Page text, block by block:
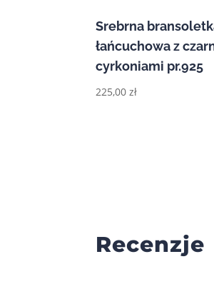
Srebrna
łańcuchowa z
cyrkoniami pr.925
225,00zł
Recenzje